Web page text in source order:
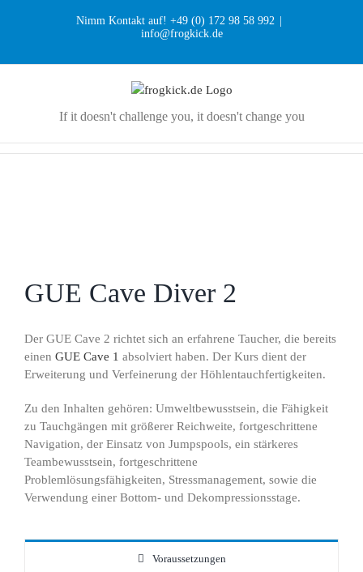
Nimm Kontakt auf! +49 (0) 172 98 58 992
info@frogkick.de
If it doesn't challenge you, it doesn't change you
GUE Cave Diver 2
Der GUE Cave 2 richtet sich an erfahrene Taucher, die bereits
einen GUE Cave 1 absolviert haben. Der Kurs dient der
Erweiterung und Verfeinerung der Höhlentauchfertigkeiten.
Zu den Inhalten gehören: Umweltbewusstsein, die Fähigkeit
zu Tauchgängen mit größerer Reichweite, fortgeschrittene
Navigation, der Einsatz von Jumpspools, ein stärkeres
Teambewusstsein, fortgeschrittene
Problemlösungsfähigkeiten, Stressmanagement, sowie die
Verwendung einer Bottom- und Dekompressionsstage.
Voraussetzungen